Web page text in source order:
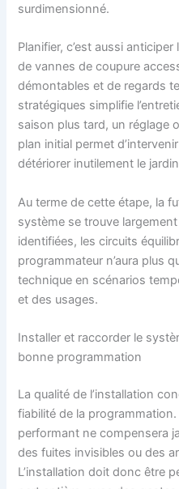
surdimensionné.
Planifier, c’est aussi
de vannes de coupure
démontables et de regards
stratégiques simplifie
saison plus tard, un réglage
plan initial permet
détériorer inutilement le
Au terme de cette étape, la
système se trouve
identifiées, les circuits
programmateur n’aura plus
technique en scénarios
et des usages.
Installer et raccorder le
bonne programmation
La qualité de l’installation
fiabilité de la
performant ne compensera
des fuites invisibles ou des
L’installation doit donc être